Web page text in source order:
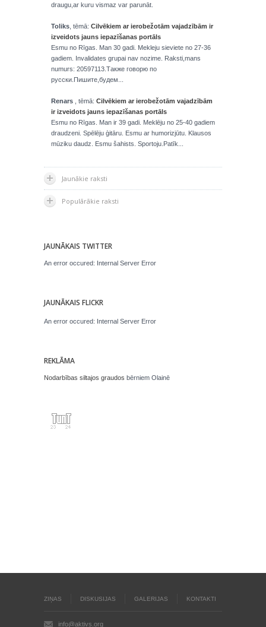
draugu,ar kuru vismaz var parunāt.
Toliks , tēmā: Cilvēkiem ar ierobežotām vajadzībām ir
izveidots jauns iepazīšanas portāls
Esmu no Rīgas. Man 30 gadi. Mekleju sieviete no 27-36
gadiem. Invalidates grupai nav nozime. Raksti,mans
numurs: 20597113.Также говорю по
русски.Пишите,будем...
Renars , tēmā: Cilvēkiem ar ierobežotām vajadzībām
ir izveidots jauns iepazīšanas portāls
Esmu no Rīgas. Man ir 39 gadi. Meklēju no 25-40 gadiem
draudzeni. Spēlēju ģitāru. Esmu ar humorizjūtu. Klausos
mūziku daudz. Esmu šahists. Sportoju.Patīk...
Jaunākie raksti
Populārākie raksti
JAUNĀKAIS TWITTER
An error occured: Internal Server Error
JAUNĀKAIS FLICKR
An error occured: Internal Server Error
REKLĀMA
Nodarbības siltajos graudos bērniem Olainē
ZIŅAS DISKUSIJAS GALERIJAS KONTAKTI
info@aktivs.org